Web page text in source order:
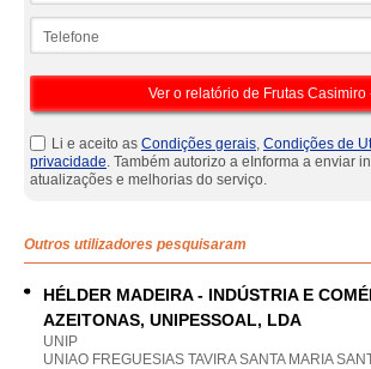
Li e aceito as Condições gerais, Condições de
privacidade. Também autorizo a eInforma a enviar
atualizações e melhorias do serviço.
Outros utilizadores pesquisaram
HÉLDER MADEIRA - INDÚSTRIA E
AZEITONAS, UNIPESSOAL, LDA
UNIP
UNIAO FREGUESIAS TAVIRA SANTA MARIA